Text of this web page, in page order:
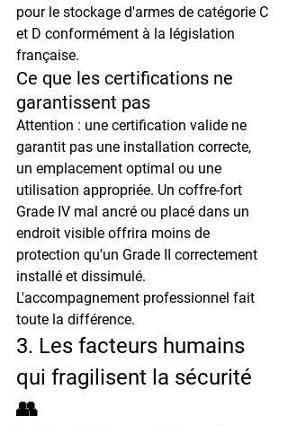
pour le stockage d'armes de catégorie C
et D conformément à la législation
française.
Ce que les certifications ne
garantissent pas
Attention : une certification valide ne
garantit pas une installation correcte,
un emplacement optimal ou une
utilisation appropriée. Un coffre-fort
Grade IV mal ancré ou placé dans un
endroit visible offrira moins de
protection qu'un Grade II correctement
installé et dissimulé.
L'accompagnement professionnel fait
toute la différence.
3. Les facteurs humains
qui fragilisent la sécurité
👥